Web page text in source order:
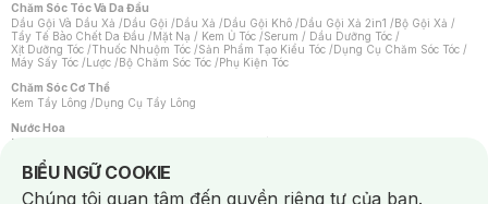
Chăm Sóc Tóc Và Da Đầu
Dầu Gội Và Dầu Xả /Dầu Gội /Dầu Xả /Dầu Gội Khô /Dầu Gội Xả 2in1 /Bộ Gội Xả /
Tẩy Tế Bào Chết Da Đầu /Mặt Nạ / Kem Ủ Tóc /Serum / Dầu Dưỡng Tóc /
Xịt Dưỡng Tóc /Thuốc Nhuộm Tóc /Sản Phẩm Tạo Kiểu Tóc /Dụng Cụ Chăm Sóc Tóc /
Máy Sấy Tóc /Lược /Bộ Chăm Sóc Tóc /Phụ Kiện Tóc
Chăm Sóc Cơ Thể
Kem Tẩy Lông /Dụng Cụ Tẩy Lông
Nước Hoa
Nước Hoa Nữ
Chăm Sóc Cá Nhân
Chống Muỗi /Khẩu Trang /Máy Massage/Mặt Nạ Xông Hơi /Nước Rửa Tay/
BIỂU NGỮ COOKIE
Notice about cookies usage
Chúng tôi quan tâm đến quyền riêng tư của bạn.